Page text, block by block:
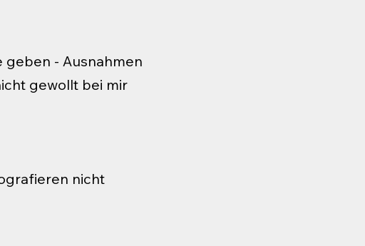
- Ausnahmen
gewollt bei mir
nicht